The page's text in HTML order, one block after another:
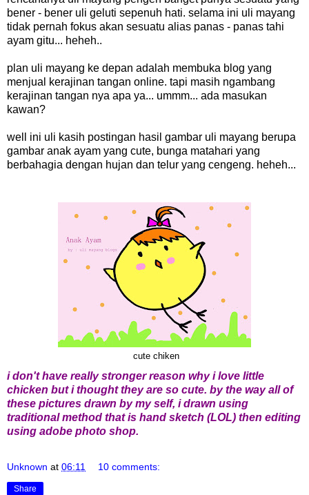
bener - bener uli geluti sepenuh hati. selama ini uli mayang
tidak pernah fokus akan sesuatu alias panas - panas tahi
ayam gitu... heheh..
plan uli mayang ke depan adalah membuka blog yang
menjual kerajinan tangan online. tapi masih ngambang
kerajinan tangan nya apa ya... ummm... ada masukan
kawan?
well ini uli kasih postingan hasil gambar uli mayang berupa
gambar anak ayam yang cute, bunga matahari yang
berbahagia dengan hujan dan telur yang cengeng. heheh...
cute chiken
i don't have really stronger reason why i love little
chicken but i thought they are so cute. by the way all of
these pictures drawn by my self, i drawn using
traditional method that is hand sketch (LOL) then editing
using adobe photo shop.
Unknown at 06:11 10 comments:
Share